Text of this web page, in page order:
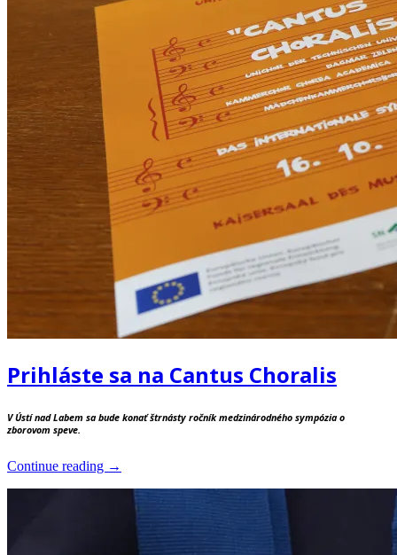
Prihláste sa na Cantus Choralis
V Ústí nad Labem sa bude konať štrnásty ročník medzinárodného sympózia o
zborovom speve.
Continue reading “Prihláste
Cantus
Choralis”
→